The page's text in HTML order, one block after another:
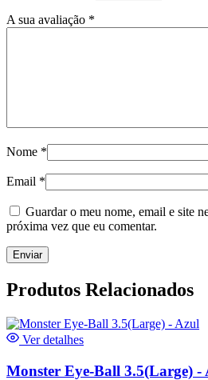
A sua avaliação *
Nome *
Email *
Guardar o meu nome, email e site
próxima vez que eu comentar.
Produtos Relacionados
Ver detalhes
Monster Eye-Ball 3.5(Large) -